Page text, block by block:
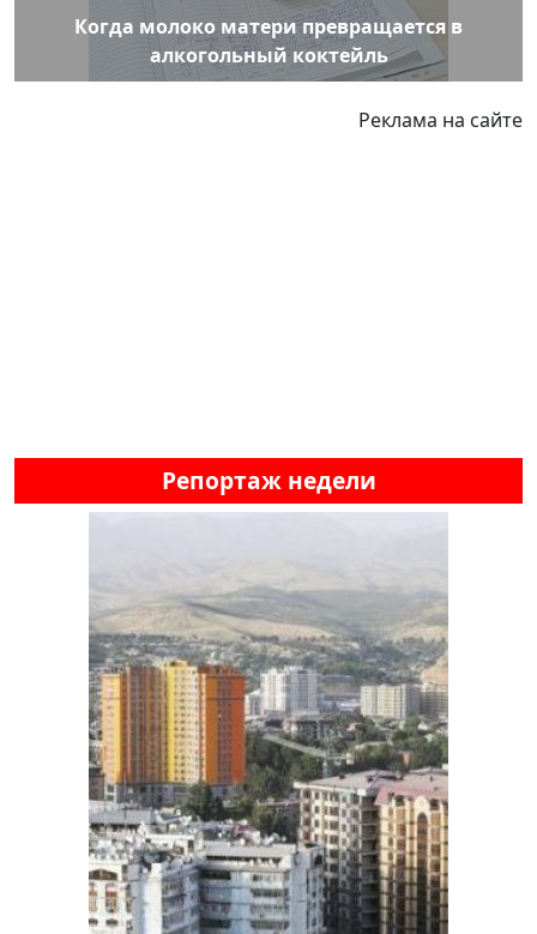
Когда молоко матери превращается в
алкогольный коктейль
Реклама на сайте
Репортаж недели